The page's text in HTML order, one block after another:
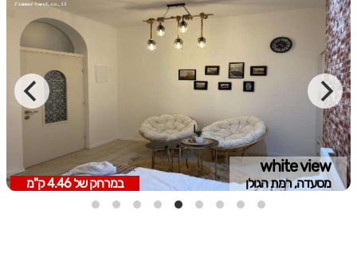
white view
מסעדה, רמת הגולן במרחק של 4.46 ק"מ